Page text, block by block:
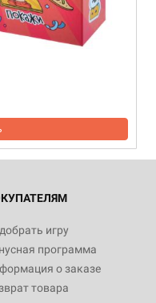
игру
программа
о заказе
товара